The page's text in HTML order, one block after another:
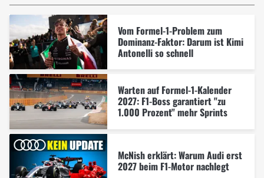
Vom Formel-1-Problem zum
Dominanz-Faktor: Darum ist Kimi
Antonelli so schnell
Warten auf Formel-1-Kalender
2027: F1-Boss garantiert "zu
1.000 Prozent" mehr Sprints
McNish erklärt: Warum Audi erst
2027 beim F1-Motor nachlegt